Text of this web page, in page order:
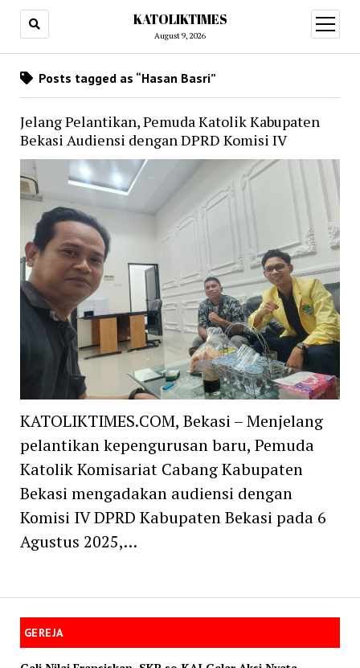
KATOLIKTIMES
August 9, 2026
open
menu
GEREJA
Posts tagged as “Hasan Basri”
Jelang Pelantikan, Pemuda Katolik Kabupaten
Bekasi Audiensi dengan DPRD Komisi IV
KATOLIKTIMES.COM, Bekasi – Menjelang
pelantikan kepengurusan baru, Pemuda
Katolik Komisariat Cabang Kabupaten
Bekasi mengadakan audiensi dengan
Komisi IV DPRD Kabupaten Bekasi pada 6
Agustus 2025,…